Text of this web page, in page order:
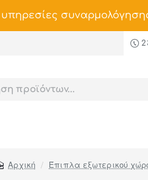
υπηρεσίες
home
Έπιπλα εξωτερικού